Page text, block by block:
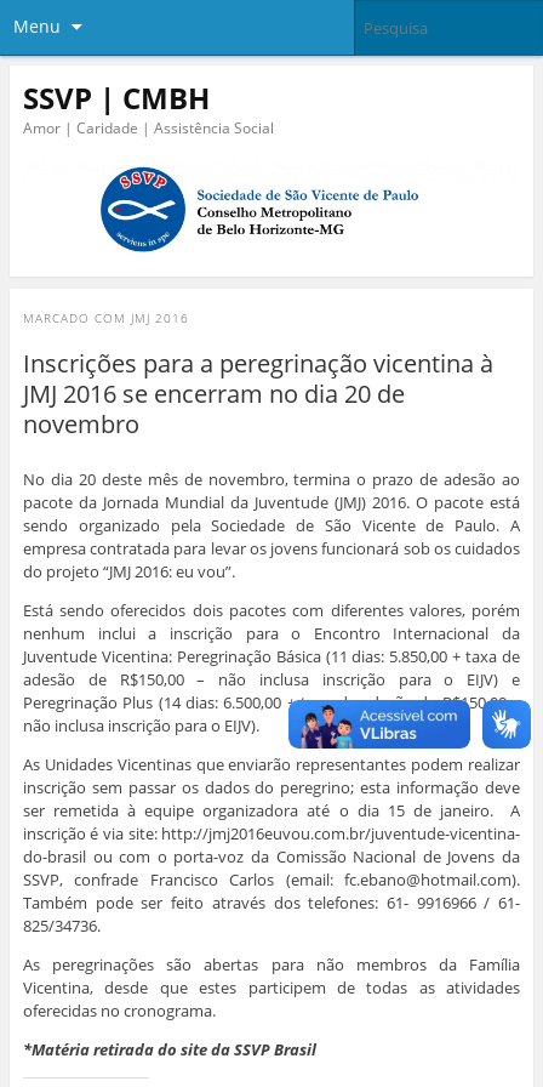
Menu
SSVP | CMBH
Amor | Caridade | Assistência Social
MARCADO COM JMJ 2016
Inscrições para a peregrinação vicentina à
JMJ 2016 se encerram no dia 20 de
novembro
No dia 20 deste mês de novembro, termina o prazo de adesão ao
pacote da Jornada Mundial da Juventude (JMJ) 2016. O pacote está
sendo organizado pela Sociedade de São Vicente de Paulo. A
empresa contratada para levar os jovens funcionará sob os cuidados
do projeto “JMJ 2016: eu vou”.
Está sendo oferecidos dois pacotes com diferentes valores, porém
nenhum inclui a inscrição para o Encontro Internacional da
Juventude Vicentina: Peregrinação Básica (11 dias: 5.850,00 + taxa de
adesão de R$150,00 – não inclusa inscrição para o EIJV) e
Peregrinação Plus (14 dias: 6.500,00 + taxa de adesão de R$150,00 –
não inclusa inscrição para o EIJV).
As Unidades Vicentinas que enviarão representantes podem realizar
inscrição sem passar os dados do peregrino; esta informação deve
ser remetida à equipe organizadora até o dia 15 de janeiro. A
inscrição é via site: http://jmj2016euvou.com.br/juventude-vicentina-
do-brasil ou com o porta-voz da Comissão Nacional de Jovens da
SSVP, confrade Francisco Carlos (email:fc.ebano@hotmail.com).
Também pode ser feito através dos telefones: 61- 9916966 / 61-
825/34736.
As peregrinações são abertas para não membros da Família
Vicentina, desde que estes participem de todas as atividades
oferecidas no cronograma.
*Matéria retirada do site da SSVP Brasil